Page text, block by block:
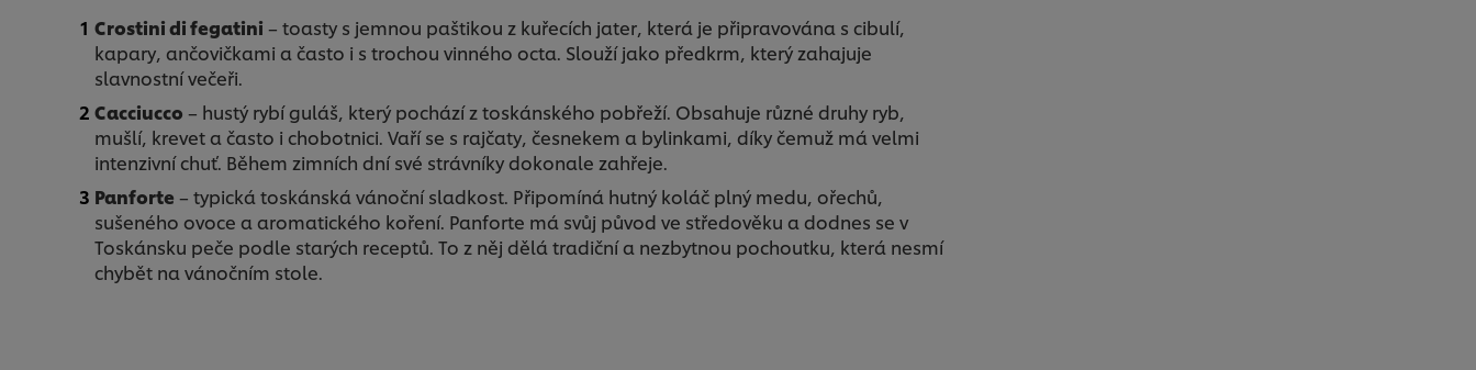
Crostini di fegatini – toasty s jemnou paštikou z kuřecích jater, která je připravována s cibulí,
kapary, ančovičkami a často i s trochou vinného octa. Slouží jako předkrm, který zahajuje
slavnostní večeři.
Cacciucco – hustý rybí guláš, který pochází z toskánského pobřeží. Obsahuje různé druhy ryb,
mušlí, krevet a často i chobotnici. Vaří se s rajčaty, česnekem a bylinkami, díky čemuž má velmi
intenzivní chuť. Během zimních dní své strávníky dokonale zahřeje.
Panforte – typická toskánská vánoční sladkost. Připomíná hutný koláč plný medu, ořechů,
sušeného ovoce a aromatického koření. Panforte má svůj původ ve středověku a dodnes se v
Toskánsku peče podle starých receptů. To z něj dělá tradiční a nezbytnou pochoutku, která nesmí
chybět na vánočním stole.